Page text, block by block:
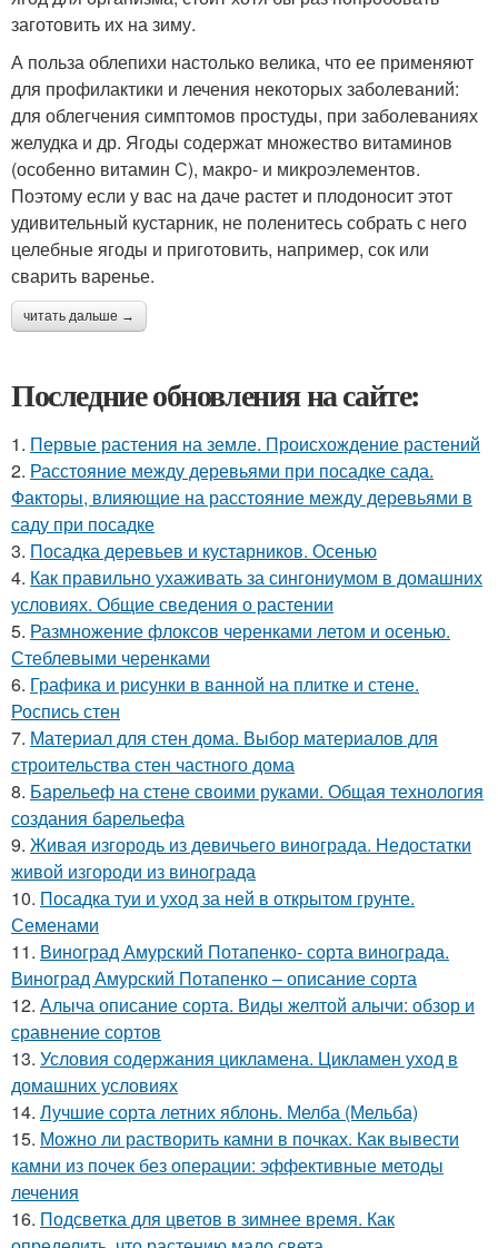
заготовить их на зиму.
А польза облепихи настолько велика, что ее применяют
для профилактики и лечения некоторых заболеваний:
для облегчения симптомов простуды, при заболеваниях
желудка и др. Ягоды содержат множество витаминов
(особенно витамин С), макро- и микроэлементов.
Поэтому если у вас на даче растет и плодоносит этот
удивительный кустарник, не поленитесь собрать с него
целебные ягоды и приготовить, например, сок или
сварить варенье.
читать дальше →
Последние обновления на сайте:
1. Первые растения на земле. Происхождение растений
2. Расстояние между деревьями при посадке сада.
Факторы, влияющие на расстояние между деревьями в
саду при посадке
3. Посадка деревьев и кустарников. Осенью
4. Как правильно ухаживать за сингониумом в домашних
условиях. Общие сведения о растении
5. Размножение флоксов черенками летом и осенью.
Стеблевыми черенками
6. Графика и рисунки в ванной на плитке и стене.
Роспись стен
7. Материал для стен дома. Выбор материалов для
строительства стен частного дома
8. Барельеф на стене своими руками. Общая технология
создания барельефа
9. Живая изгородь из девичьего винограда. Недостатки
живой изгороди из винограда
10. Посадка туи и уход за ней в открытом грунте.
Семенами
11. Виноград Амурский Потапенко- сорта винограда.
Виноград Амурский Потапенко – описание сорта
12. Алыча описание сорта. Виды желтой алычи: обзор и
сравнение сортов
13. Условия содержания цикламена. Цикламен уход в
домашних условиях
14. Лучшие сорта летних яблонь. Мелба (Мельба)
15. Можно ли растворить камни в почках. Как вывести
камни из почек без операции: эффективные методы
лечения
16. Подсветка для цветов в зимнее время. Как